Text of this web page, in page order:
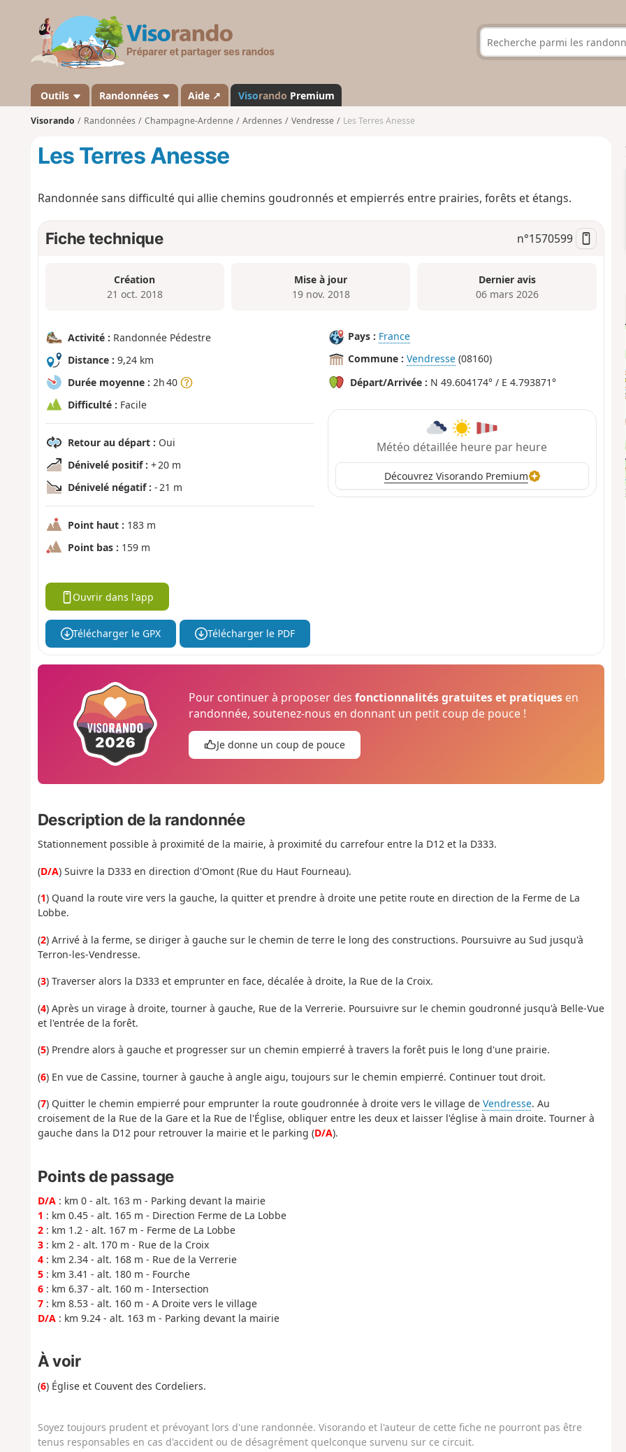
s
a
n
d
Outils Randonnées Aide ↗ Visorando Premium
Visorando Randonnées Champagne-Ardenne Ardennes Vendresse Les Terres Anesse
Les Terres Anesse
Randonnée sans difficulté qui allie chemins goudronnés et empierrés entre prairies, forêts et étangs.
Fiche technique n°1570599
Création
21 oct. 2018
Mise à jour
19 nov. 2018
Dernier avis
06 mars 2026
Activité : Randonnée Pédestre
Distance : 9,24 km
Durée moyenne : 2h 40
Difficulté : Facile
Retour au départ : Oui
Dénivelé positif : + 20 m
Dénivelé négatif : - 21 m
Point haut : 183 m
Point bas : 159 m
Pays : France
Commune : Vendresse (08160)
Départ/Arrivée : N 49.604174° / E 4.793871°
Météo détaillée heure par heure
Découvrez Visorando Premium
Ouvrir dans l'app
Télécharger le GPX Télécharger le PDF
Pour continuer à proposer desfonctionnalités gratuites et pratiques en
randonnée, soutenez-nous en donnant un petit coup de pouce !
Je donne un coup de pouce
Description de la randonnée
Stationnement possible à proximité de la mairie, à proximité du carrefour entre la D12 et la D333.
(D/A) Suivre la D333 en direction d'Omont (Rue du Haut Fourneau).
(1) Quand la route vire vers la gauche, la quitter et prendre à droite une petite route en direction de la Ferme de La
Lobbe.
(2) Arrivé à la ferme, se diriger à gauche sur le chemin de terre le long des constructions. Poursuivre au Sud jusqu'à
Terron-les-Vendresse.
(3) Traverser alors la D333 et emprunter en face, décalée à droite, la Rue de la Croix.
(4) Après un virage à droite, tourner à gauche, Rue de la Verrerie. Poursuivre sur le chemin goudronné jusqu'à Belle-Vue
et l'entrée de la forêt.
(5) Prendre alors à gauche et progresser sur un chemin empierré à travers la forêt puis le long d'une prairie.
(6) En vue de Cassine, tourner à gauche à angle aigu, toujours sur le chemin empierré. Continuer tout droit.
(7) Quitter le chemin empierré pour emprunter la route goudronnée à droite vers le village de Vendresse. Au
croisement de la Rue de la Gare et la Rue de l'Église, obliquer entre les deux et laisser l'église à main droite. Tourner à
gauche dans la D12 pour retrouver la mairie et le parking (D/A).
Points de passage
D/A: km 0 - alt. 163 m - Parking devant la mairie
1 : km 0.45 - alt. 165 m - Direction Ferme de La Lobbe
2: km 1.2 - alt. 167 m - Ferme de La Lobbe
3: km 2 - alt. 170 m - Rue de la Croix
4: km 2.34 - alt. 168 m - Rue de la Verrerie
5: km 3.41 - alt. 180 m - Fourche
6: km 6.37 - alt. 160 m - Intersection
7: km 8.53 - alt. 160 m - A Droite vers le village
D/A: km 9.24 - alt. 163 m - Parking devant la mairie
À voir
(6) Église et Couvent des Cordeliers.
Soyez toujours prudent et prévoyant lors d'une randonnée. Visorando et l'auteur de cette fiche ne pourront pas être
tenus responsables en cas d'accident ou de désagrément quelconque survenu sur ce circuit.